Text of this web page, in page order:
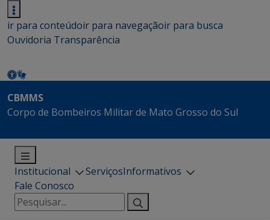
ir para conteúdoir para navegaçãoir para busca
Ouvidoria Transparência
CBMMS
Corpo de Bombeiros Militar de Mato Grosso do Sul
Institucional ServiçosInformativos
Fale Conosco
Pesquisar
por: